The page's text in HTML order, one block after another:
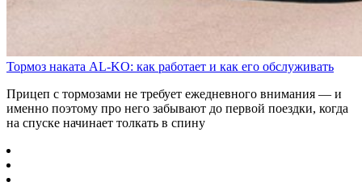
Тормоз наката AL-KO: как работает и как его обслуживать
Прицеп с тормозами не требует ежедневного внимания — и
именно поэтому про него забывают до первой поездки, когда
на спуске начинает толкать в спину